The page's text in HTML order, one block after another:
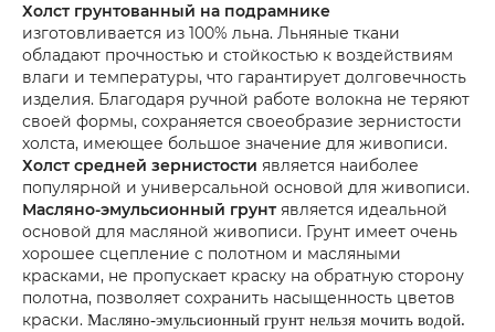
Холст грунтованный на подрамнике
изготовливается из 100% льна. Льняные ткани
обладают прочностью и стойкостью к воздействиям
влаги и температуры, что гарантирует долговечность
изделия. Благодаря ручной работе волокна не теряют
своей формы, сохраняется своеобразие зернистости
холста, имеющее большое значение для живописи.
Холст средней зернистости является наиболее
популярной и универсальной основой для живописи.
Масляно-эмульсионный грунт является идеальной
основой для масляной живописи. Грунт имеет очень
хорошее сцепление с полотном и масляными
красками, не пропускает краску на обратную сторону
полотна, позволяет сохранить насыщенность цветов
краски. Масляно-эмульсионный грунт нельзя мочить водой.